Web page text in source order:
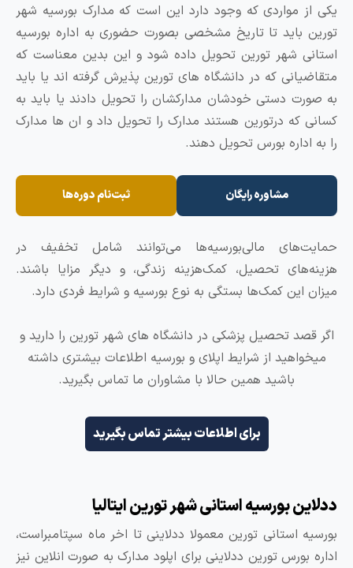
مواردی که وجود دارد این است که مدارک بورسیه شهر
باید تا تاریخ مشخصی بصورت حضوری به اداره بورسیه
شهر تورین تحویل داده شود و این بدین معناست که
که در دانشگاه های تورین پذیرش گرفته اند یا باید
دستی خودشان مدارکشان را تحویل دادند یا باید به
که درتورین هستند مدارک را تحویل داد و ان ها مدارک
بورس تحویل دهند.
مشاوره رایگان ثبت‌نام دوره‌ها
مالیبورسیه‌ها می‌توانند شامل تخفیف در
تحصیل، کمک‌هزینه زندگی، و دیگر مزایا باشند.
این کمک‌ها بستگی به نوع بورسیه و شرایط فردی دارد.
تحصیل پزشکی در دانشگاه های شهر تورین را دارید و
از شرایط اپلای و بورسیه اطلاعات بیشتری داشته
باشید همین حالا با مشاوران ما تماس بگیرید.
برای اطلاعات بیشتر تماس بگیرید
بورسیه استانی شهر تورین ایتالیا
استانی تورین معمولا ددلاینی تا اخر ماه سپتامبراست،
بورس تورین ددلاینی برای اپلود مدارک به صورت انلاین نیز